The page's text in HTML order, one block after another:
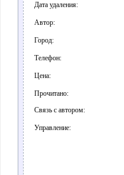
Дата удаления:
Автор:
Город:
Телефон:
Цена:
Прочитано:
Связь с автором:
Управление: